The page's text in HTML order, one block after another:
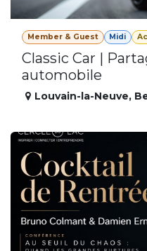
Member & Guest Midi
Classic Car |
automobile
Louvain-la-Neuve,